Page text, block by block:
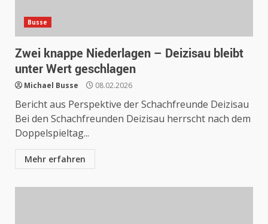
Busse
Zwei knappe Niederlagen – Deizisau bleibt
unter Wert geschlagen
Michael Busse 08.02.2026
Bericht aus Perspektive der Schachfreunde Deizisau
Bei den Schachfreunden Deizisau herrscht nach dem
Doppelspieltag...
Mehr erfahren